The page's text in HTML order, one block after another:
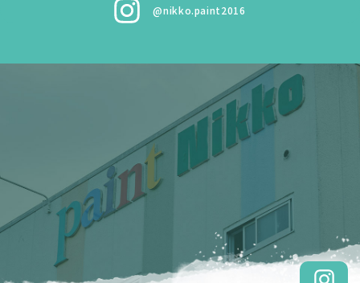
@nikko.paint2016